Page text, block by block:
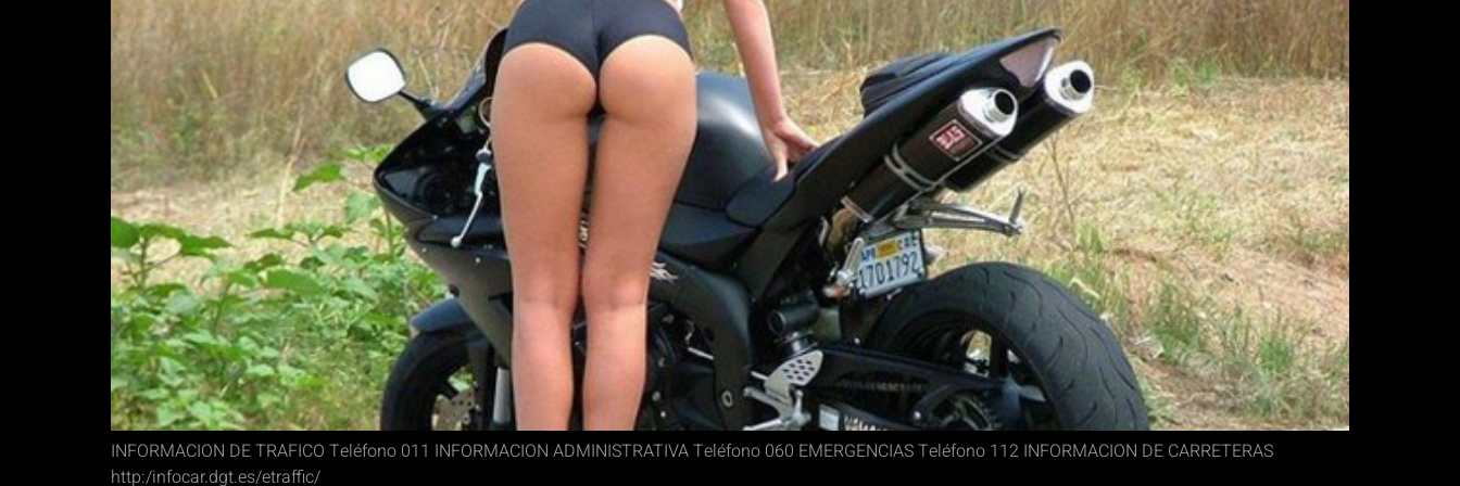
INFORMACION DE TRAFICO Teléfono 011 INFORMACION ADMINISTRATIVA Teléfono 060 EMERGENCIAS Teléfono 112 INFORMACION DE CARRETERAS
http:/infocar.dgt.es/etraffic/